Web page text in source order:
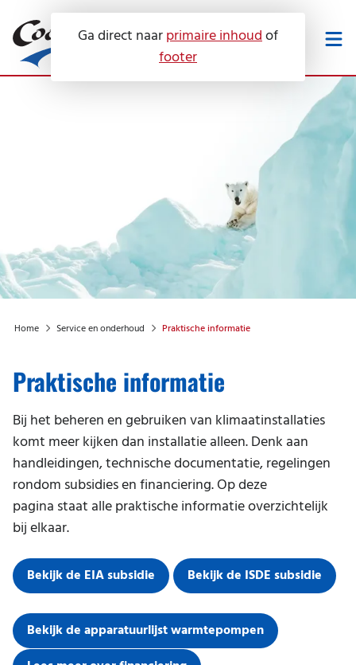
Ga direct naarprimaire inhoudof
footer
Onze diensten
Airconditioning
Luchtbehandeling
Warmtepompen
Zonne-energie
Service en onderhoud
Servicecontracten
Keuringen
Advies
Praktische informatie
Voor wie?
Kantoor
Praktijk
Restaurant
Salon
Serverruimte
Sportschool
Thuiskantoor
Winkel
Over ons
Werken bij
Duurzaamheid en milieu
Home Service en onderhoud Praktische informatie
Praktische informatie
Bij het beheren en gebruiken van klimaatinstallaties
komt meer kijken dan installatie alleen. Denk aan
handleidingen, technische documentatie, regelingen
rondom subsidies en financiering. Op deze
pagina staat alle praktische informatie overzichtelijk
bij elkaar.
Bekijk de EIA subsidie Bekijk de ISDE subsidie
Bekijk de apparatuurlijst warmtepompen